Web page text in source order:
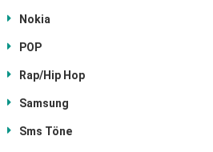
Nokia
POP
Rap/Hip Hop
Samsung
Sms Töne